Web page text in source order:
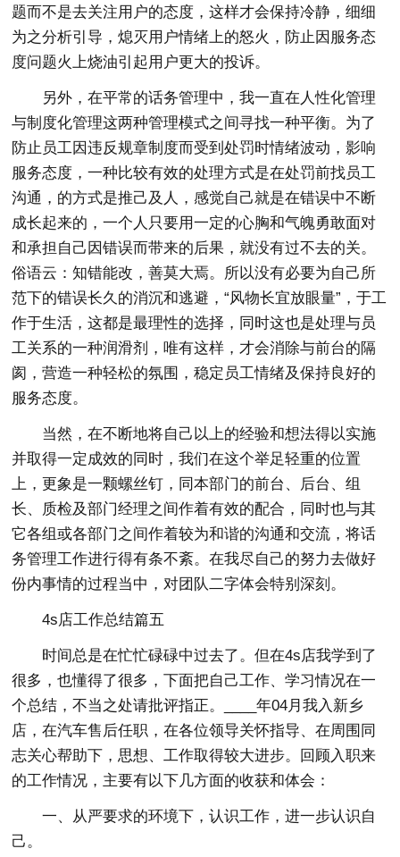
题而不是去关注用户的态度，这样才会保持冷静，细细
为之分析引导，熄灭用户情绪上的怒火，防止因服务态
度问题火上烧油引起用户更大的投诉。
另外，在平常的话务管理中，我一直在人性化管理
与制度化管理这两种管理模式之间寻找一种平衡。为了
防止员工因违反规章制度而受到处罚时情绪波动，影响
服务态度，一种比较有效的处理方式是在处罚前找员工
沟通，的方式是推己及人，感觉自己就是在错误中不断
成长起来的，一个人只要用一定的心胸和气魄勇敢面对
和承担自己因错误而带来的后果，就没有过不去的关。
俗语云：知错能改，善莫大焉。所以没有必要为自己所
范下的错误长久的消沉和逃避，“风物长宜放眼量”，于工
作于生活，这都是最理性的选择，同时这也是处理与员
工关系的一种润滑剂，唯有这样，才会消除与前台的隔
阂，营造一种轻松的氛围，稳定员工情绪及保持良好的
服务态度。
当然，在不断地将自己以上的经验和想法得以实施
并取得一定成效的同时，我们在这个举足轻重的位置
上，更象是一颗螺丝钉，同本部门的前台、后台、组
长、质检及部门经理之间作着有效的配合，同时也与其
它各组或各部门之间作着较为和谐的沟通和交流，将话
务管理工作进行得有条不紊。在我尽自己的努力去做好
份内事情的过程当中，对团队二字体会特别深刻。
4s店工作总结篇五
时间总是在忙忙碌碌中过去了。但在4s店我学到了
很多，也懂得了很多，下面把自己工作、学习情况在一
个总结，不当之处请批评指正。____年04月我入新乡
店，在汽车售后任职，在各位领导关怀指导、在周围同
志关心帮助下，思想、工作取得较大进步。回顾入职来
的工作情况，主要有以下几方面的收获和体会：
一、从严要求的环境下，认识工作，进一步认识自
己。